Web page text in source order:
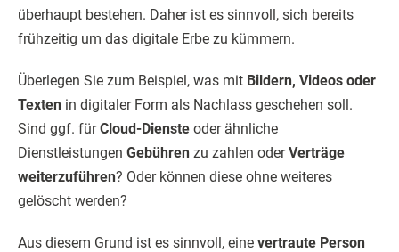
überhaupt bestehen. Daher ist es sinnvoll, sich bereits
frühzeitig um das digitale Erbe zu kümmern.
Überlegen Sie zum Beispiel, was mit Bildern, Videos oder
Texten in digitaler Form als Nachlass geschehen soll.
Sind ggf. fürCloud-Dienste oder ähnliche
Dienstleistungen Gebühren zu zahlen oderVerträge
weiterzuführen? Oder können diese ohne weiteres
gelöscht werden?
Aus diesem Grund ist es sinnvoll, eine vertraute Person